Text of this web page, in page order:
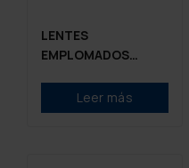
LENTES
EMPLOMADOS
mm PbLeer más